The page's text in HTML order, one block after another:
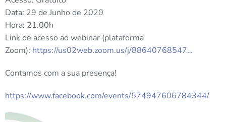
Data: 29 de Junho de 2020
Hora: 21.00h
Link de acesso ao webinar (plataforma
Zoom): https://us02web.zoom.us/j/88640768547…
Contamos com a sua presença!
https://www.facebook.com/events/574947606784344/